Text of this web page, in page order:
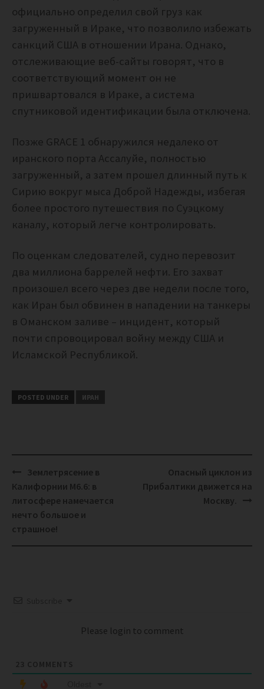
официально определил свой груз как
загруженный в Ираке, что позволило избежать
санкций США в отношении Ирана. Однако,
отслеживающие веб-сайты говорят, что в
соответствующий момент он не
пришвартовался в Ираке, а система
спутниковой идентификации была отключена.
Позже GRACE 1 обнаружился недалеко от
иранского порта Ассалуйе, полностью
загруженный, а затем прошел длинный путь к
Сирию вокруг мыса Доброй Надежды, избегая
более простого путешествия по Суэцкому
каналу, который легче контролировать.
По оценкам следователей, судно перевозит
два миллиона баррелей нефти. Его захват
произошел всего через две недели после того,
как Иран был обвинен в нападении на танкеры
в Оманском заливе – инцидент, который
почти спровоцировал войну между США и
Исламской Республикой.
POSTED UNDER ИРАН
Post
navigation
Землетрясение в
Калифорнии М6.6: в
литосфере намечается
нечто большое и
страшное!
Опасный циклон из
Прибалтики движется на
Москву.
Please login to comment